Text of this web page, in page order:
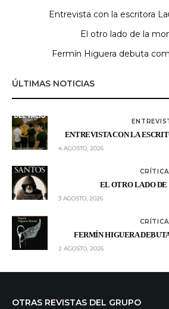
Entrevista con la escritora
El otro lado de la
Fermín Higuera debuta
ÚLTIMAS NOTICIAS
ENTREVISTA CON LA
4 AGOSTO, 2026
EL OTRO LADO
3 AGOSTO, 2026
FERMÍN HIGUERA
2 AGOSTO, 2026
OTRAS REVISTAS DEL GRUPO